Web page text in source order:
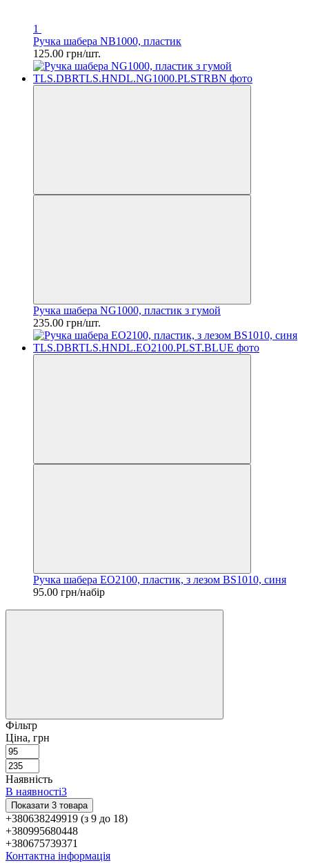
1
Ручка шабера NB1000, пластик
125.00 грн/шт.
Ручка шабера NG1000, пластик з гумой
235.00 грн/шт.
Ручка шабера EO2100, пластик, з лезом BS1010, синя
95.00 грн/набір
Фільтр
Ціна, грн
Наявність
В наявності3
Показати 3 товара
+380638249919 (з 9 до 18)
+380995680448
+380675739371
Контактна інформація